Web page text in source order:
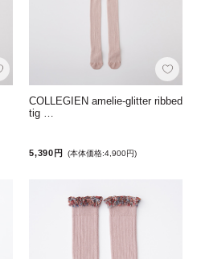
COLLEGIEN amelie-glitter ribbed
tig …
5,390円 (本体価格:4,900円)